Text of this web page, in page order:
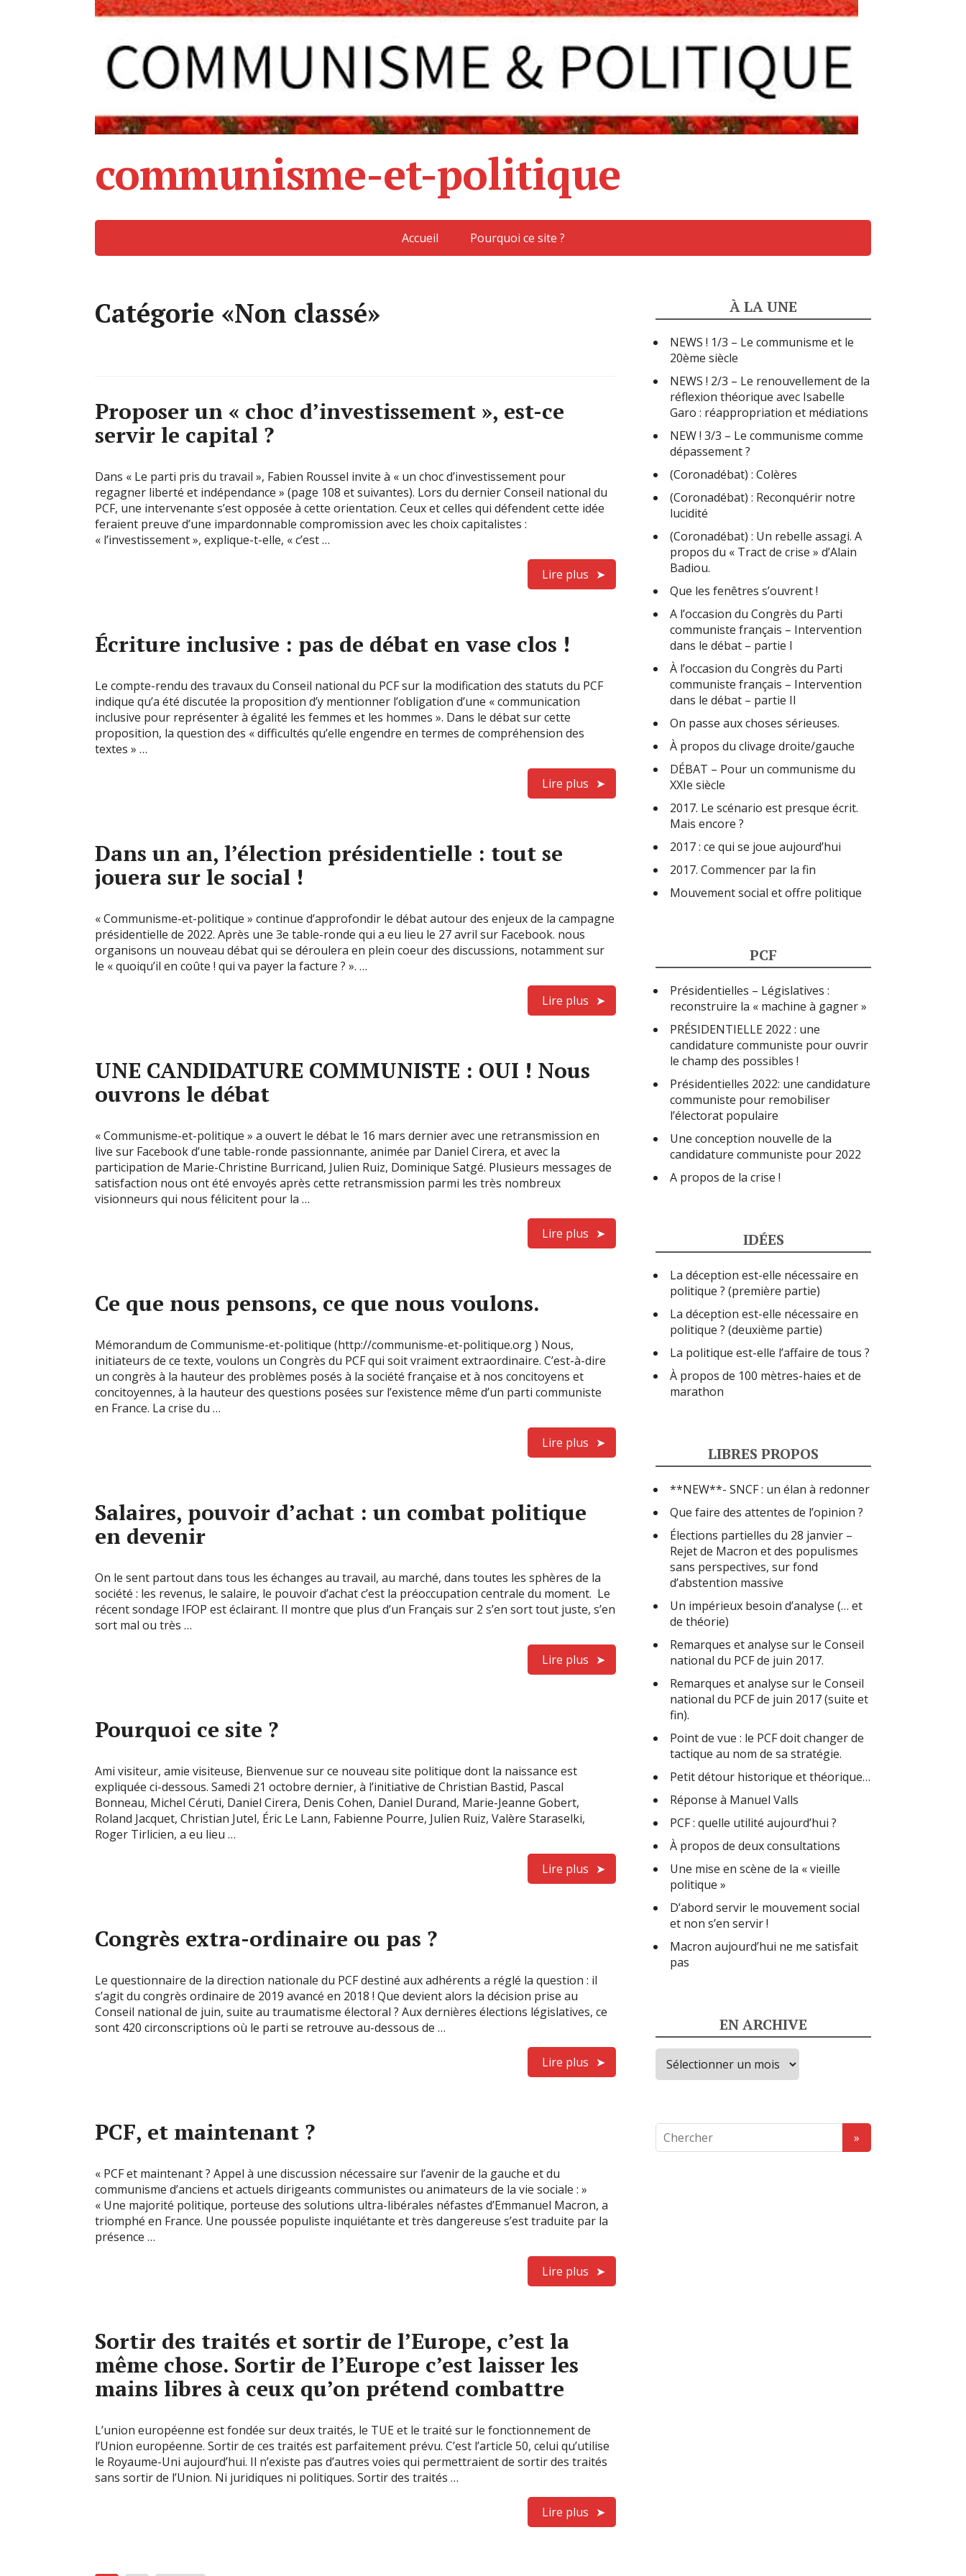
communisme-et-politique
Accueil Pourquoi ce site ?
Catégorie «Non classé»
Proposer un « choc d’investissement », est-ce
servir le capital ?
Dans « Le parti pris du travail », Fabien Roussel invite à « un choc d’investissement pour
regagner liberté et indépendance » (page 108 et suivantes). Lors du dernier Conseil national du
PCF, une intervenante s’est opposée à cette orientation. Ceux et celles qui défendent cette idée
feraient preuve d’une impardonnable compromission avec les choix capitalistes :
« l’investissement », explique-t-elle, « c’est …
Lire plus
Écriture inclusive : pas de débat en vase clos !
Le compte-rendu des travaux du Conseil national du PCF sur la modification des statuts du PCF
indique qu’a été discutée la proposition d’y mentionner l’obligation d’une « communication
inclusive pour représenter à égalité les femmes et les hommes ». Dans le débat sur cette
proposition, la question des « difficultés qu’elle engendre en termes de compréhension des
textes » …
Lire plus
Dans un an, l’élection présidentielle : tout se
jouera sur le social !
« Communisme-et-politique » continue d’approfondir le débat autour des enjeux de la campagne
présidentielle de 2022. Après une 3e table-ronde qui a eu lieu le 27 avril sur Facebook. nous
organisons un nouveau débat qui se déroulera en plein coeur des discussions, notamment sur
le « quoiqu’il en coûte ! qui va payer la facture ? ». …
Lire plus
UNE CANDIDATURE COMMUNISTE : OUI ! Nous
ouvrons le débat
« Communisme-et-politique » a ouvert le débat le 16 mars dernier avec une retransmission en
live sur Facebook d’une table-ronde passionnante, animée par Daniel Cirera, et avec la
participation de Marie-Christine Burricand, Julien Ruiz, Dominique Satgé. Plusieurs messages de
satisfaction nous ont été envoyés après cette retransmission parmi les très nombreux
visionneurs qui nous félicitent pour la …
Lire plus
Ce que nous pensons, ce que nous voulons.
Mémorandum de Communisme-et-politique (http://communisme-et-politique.org ) Nous,
initiateurs de ce texte, voulons un Congrès du PCF qui soit vraiment extraordinaire. C’est-à-dire
un congrès à la hauteur des problèmes posés à la société française et à nos concitoyens et
concitoyennes, à la hauteur des questions posées sur l’existence même d’un parti communiste
en France. La crise du …
Lire plus
Salaires, pouvoir d’achat : un combat politique
en devenir
On le sent partout dans tous les échanges au travail, au marché, dans toutes les sphères de la
société : les revenus, le salaire, le pouvoir d’achat c’est la préoccupation centrale du moment. Le
récent sondage IFOP est éclairant. Il montre que plus d’un Français sur 2 s’en sort tout juste, s’en
sort mal ou très …
Lire plus
Pourquoi ce site ?
Ami visiteur, amie visiteuse, Bienvenue sur ce nouveau site politique dont la naissance est
expliquée ci-dessous. Samedi 21 octobre dernier, à l’initiative de Christian Bastid, Pascal
Bonneau, Michel Céruti, Daniel Cirera, Denis Cohen, Daniel Durand, Marie-Jeanne Gobert,
Roland Jacquet, Christian Jutel, Éric Le Lann, Fabienne Pourre, Julien Ruiz, Valère Staraselki,
Roger Tirlicien, a eu lieu …
Lire plus
Congrès extra-ordinaire ou pas ?
Le questionnaire de la direction nationale du PCF destiné aux adhérents a réglé la question : il
s’agit du congrès ordinaire de 2019 avancé en 2018 ! Que devient alors la décision prise au
Conseil national de juin, suite au traumatisme électoral ? Aux dernières élections législatives, ce
sont 420 circonscriptions où le parti se retrouve au-dessous de …
Lire plus
PCF, et maintenant ?
« PCF et maintenant ? Appel à une discussion nécessaire sur l’avenir de la gauche et du
communisme d’anciens et actuels dirigeants communistes ou animateurs de la vie sociale : »
« Une majorité politique, porteuse des solutions ultra-libérales néfastes d’Emmanuel Macron, a
triomphé en France. Une poussée populiste inquiétante et très dangereuse s’est traduite par la
présence …
Lire plus
Sortir des traités et sortir de l’Europe, c’est la
même chose. Sortir de l’Europe c’est laisser les
mains libres à ceux qu’on prétend combattre
L’union européenne est fondée sur deux traités, le TUE et le traité sur le fonctionnement de
l’Union européenne. Sortir de ces traités est parfaitement prévu. C’est l’article 50, celui qu’utilise
le Royaume-Uni aujourd’hui. Il n’existe pas d’autres voies qui permettraient de sortir des traités
sans sortir de l’Union. Ni juridiques ni politiques. Sortir des traités …
Lire plus
À LA UNE
NEWS ! 1/3 – Le communisme et le
20ème siècle
NEWS ! 2/3 – Le renouvellement de la
réflexion théorique avec Isabelle
Garo : réappropriation et médiations
NEW ! 3/3 – Le communisme comme
dépassement ?
(Coronadébat) : Colères
(Coronadébat) : Reconquérir notre
lucidité
(Coronadébat) : Un rebelle assagi. A
propos du « Tract de crise » d’Alain
Badiou.
Que les fenêtres s’ouvrent !
A l’occasion du Congrès du Parti
communiste français – Intervention
dans le débat – partie I
À l’occasion du Congrès du Parti
communiste français – Intervention
dans le débat – partie II
On passe aux choses sérieuses.
À propos du clivage droite/gauche
DÉBAT – Pour un communisme du
XXIe siècle
2017. Le scénario est presque écrit.
Mais encore ?
2017 : ce qui se joue aujourd’hui
2017. Commencer par la fin
Mouvement social et offre politique
PCF
Présidentielles – Législatives :
reconstruire la « machine à gagner »
PRÉSIDENTIELLE 2022 : une
candidature communiste pour ouvrir
le champ des possibles !
Présidentielles 2022: une candidature
communiste pour remobiliser
l’électorat populaire
Une conception nouvelle de la
candidature communiste pour 2022
A propos de la crise !
IDÉES
La déception est-elle nécessaire en
politique ? (première partie)
La déception est-elle nécessaire en
politique ? (deuxième partie)
La politique est-elle l’affaire de tous ?
À propos de 100 mètres-haies et de
marathon
LIBRES PROPOS
**NEW**- SNCF : un élan à redonner
Que faire des attentes de l’opinion ?
Élections partielles du 28 janvier –
Rejet de Macron et des populismes
sans perspectives, sur fond
d’abstention massive
Un impérieux besoin d’analyse (… et
de théorie)
Remarques et analyse sur le Conseil
national du PCF de juin 2017.
Remarques et analyse sur le Conseil
national du PCF de juin 2017 (suite et
fin).
Point de vue : le PCF doit changer de
tactique au nom de sa stratégie.
Petit détour historique et théorique…
Réponse à Manuel Valls
PCF : quelle utilité aujourd’hui ?
À propos de deux consultations
Une mise en scène de la « vieille
politique »
D’abord servir le mouvement social
et non s’en servir !
Macron aujourd’hui ne me satisfait
pas
EN ARCHIVE
en
archive